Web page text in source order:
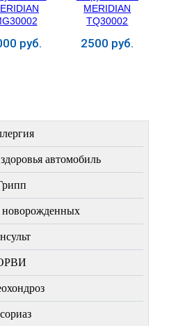
руб. 2500 руб.
автомобиль